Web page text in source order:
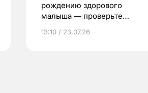
рождению здорового
малыша — проверьте
по ОМС!
13:10 / 23.07.26